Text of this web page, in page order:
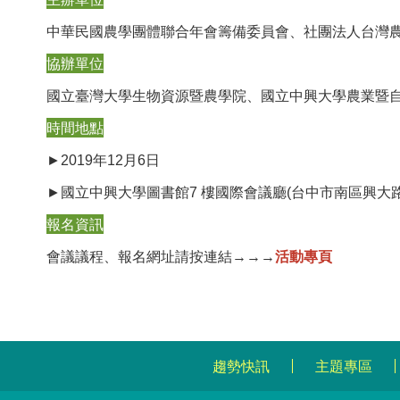
中華民國農學團體聯合年會籌備委員會、社團法人台灣
協辦單位
國立臺灣大學生物資源暨農學院、國立中興大學農業暨
時間地點
►2019年12月6日
►國立中興大學圖書館7 樓國際會議廳(台中市南區興大
報名資訊
會議議程、報名網址請按連結→→→活動專頁
趨勢快訊 主題專區